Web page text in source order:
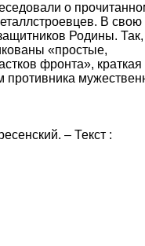
о
В свою
Родины. Так,
«простые,
фронта», краткая
противника
– Текст :